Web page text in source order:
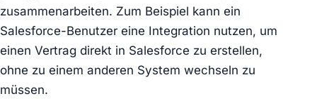
zusammenarbeiten. Zum Beispiel kann ein
Salesforce-Benutzer eine Integration nutzen, um
einen Vertrag direkt in Salesforce zu erstellen,
ohne zu einem anderen System wechseln zu
müssen.